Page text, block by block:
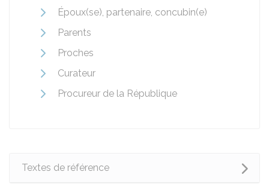
Époux(se), partenaire, concubin(e)
Parents
Proches
Curateur
Procureur de la République
Textes de référence